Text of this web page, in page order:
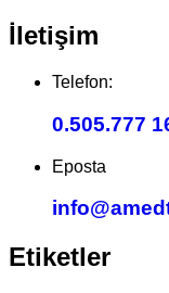
İletişim
Telefon:
0.505.777
Eposta
Etiketler